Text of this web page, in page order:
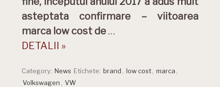
asteptata confirmare – viitoarea
marca low cost de …
DETALII »
Category: News Etichete: brand low cost marca
Volkswagen
VW